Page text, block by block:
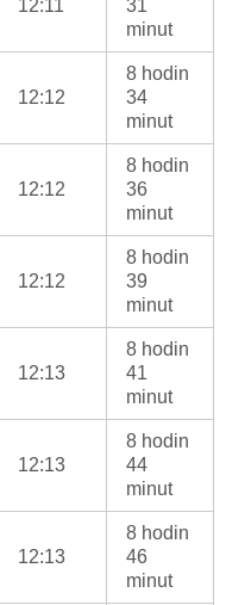
12:11
31
minut
12:12
8 hodin
34
minut
12:12
8 hodin
36
minut
12:12
8 hodin
39
minut
12:13
8 hodin
41
minut
12:13
8 hodin
44
minut
12:13
8 hodin
46
minut